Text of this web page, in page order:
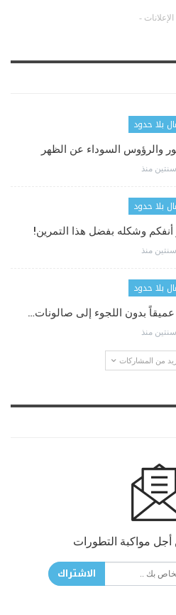
بلا حدود
سنتين منذ
بلا حدود
وشكله بفضل هذا التمرين!
سنتين منذ
بلا حدود
بدون اللجوء إلى صالونات…
سنتين منذ
من المشاركات
مواكبة التطورات
الاشتراك